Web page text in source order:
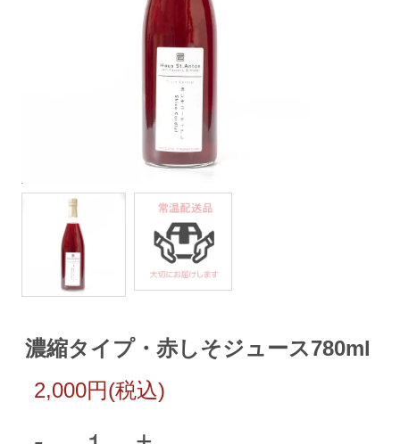
濃縮タイプ・赤しそジュース780ml
2,000円(税込)